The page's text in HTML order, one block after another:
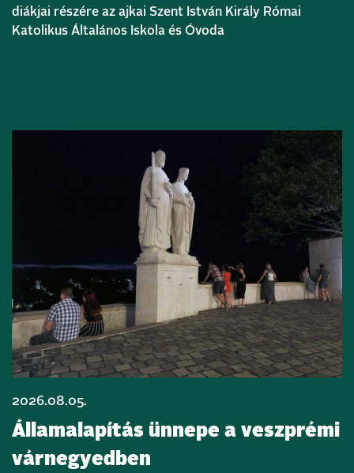
diákjai részére az ajkai Szent István Király Római
Katolikus Általános Iskola és Óvoda
2026.08.05.
Államalapítás ünnepe a veszprémi
várnegyedben